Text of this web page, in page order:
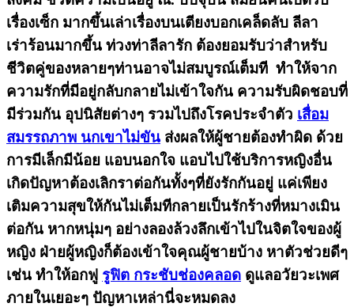
เรื่องเซ็ก มากขึ้นเล่าเรื่องบนเตียงบอกเคล็ดลับ ลีลา
เร่าร้อนมากขึ้น ท่วงท่าลีลารัก ต้องยอมรับว่าสำหรับ
ชีวิตคู่ของหลายๆท่านอาจไม่สมบูรณ์เต็มที ทำให้จาก
ความรักที่มีอยู่กลับกลายไม่เข้าใจกัน ความรับผิดชอบที่
มีร่วมกัน อุปนิสัยต่างๆ รวมไปถึงโรคประจำตัว เสื่อม
สมรรถภาพ นกเขาไม่ขัน ส่งผลให้ผู้ชายต้องทำผิด ด้วย
การมีเล็กมีน้อย แอบนอกใจ แอบไปใช้บริการหญิงอื่น
เกิดปัญหาต้องเลิกราต่อกันทั้งๆที่ยังรักกันอยู่ แค่เพียง
เติมความสุขให้กันไม่เต็มทีกลายเป็นรักร้างที่หมางเมิน
ต่อกัน หากหนุ่มๆ อย่างลองล้วงลึกเข้าไปในจิตใจของผู้
หญิง ฝ่ายผู้หญิงก็ต้องเข้าใจคุณผู้ชายบ้าง หาตัวช่วยดีๆ
เช่น ทำให้อกฟู รูฟิต กระชับช่องคลอด ดูแลอวัยวะเพศ
ภายในเยอะๆ ปัญหาเหล่านี่จะหมดลง